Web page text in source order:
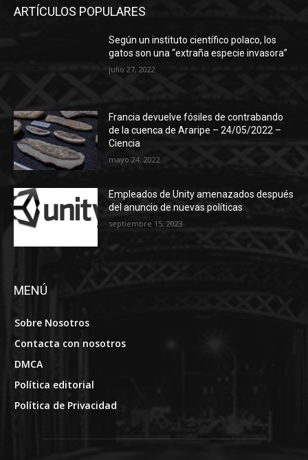
ARTÍCULOS POPULARES
Según un instituto científico polaco, los
gatos son una “extraña especie invasora”
julio 27, 2022
Francia devuelve fósiles de contrabando
de la cuenca de Araripe – 24/05/2022 –
Ciencia
mayo 24, 2022
Empleados de Unity amenazados después
del anuncio de nuevas políticas
septiembre 15, 2023
MENÚ
Sobre Nosotros
Contacta con nosotros
DMCA
Política editorial
Política de Privacidad